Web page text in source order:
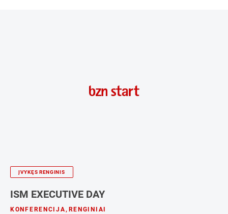
ĮVYKĘS RENGINIS
ISM EXECUTIVE DAY
KONFERENCIJA, RENGINIAI